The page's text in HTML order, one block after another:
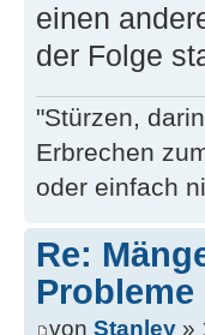
einen
der Folge
"Stürzen,
Erbrechen
oder einfach
Re:
Probleme
von Stanley »